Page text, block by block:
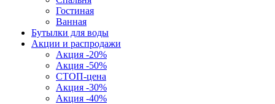
Гостиная
Ванная
Бутылки для воды
Акции и распродажи
Акция -20%
Акция -50%
СТОП-цена
Акция -30%
Акция -40%